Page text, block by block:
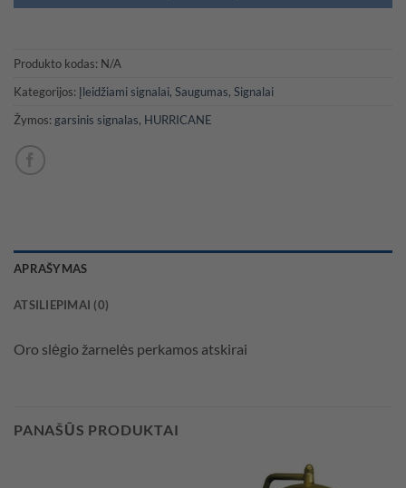
Produkto kodas: N/A
Kategorijos: Įleidžiami signalai, Saugumas, Signalai
Žymos: garsinis signalas, HURRICANE
APRAŠYMAS
ATSILIEPIMAI (0)
Oro slėgio žarnelės perkamos atskirai
PANAŠŪS PRODUKTAI